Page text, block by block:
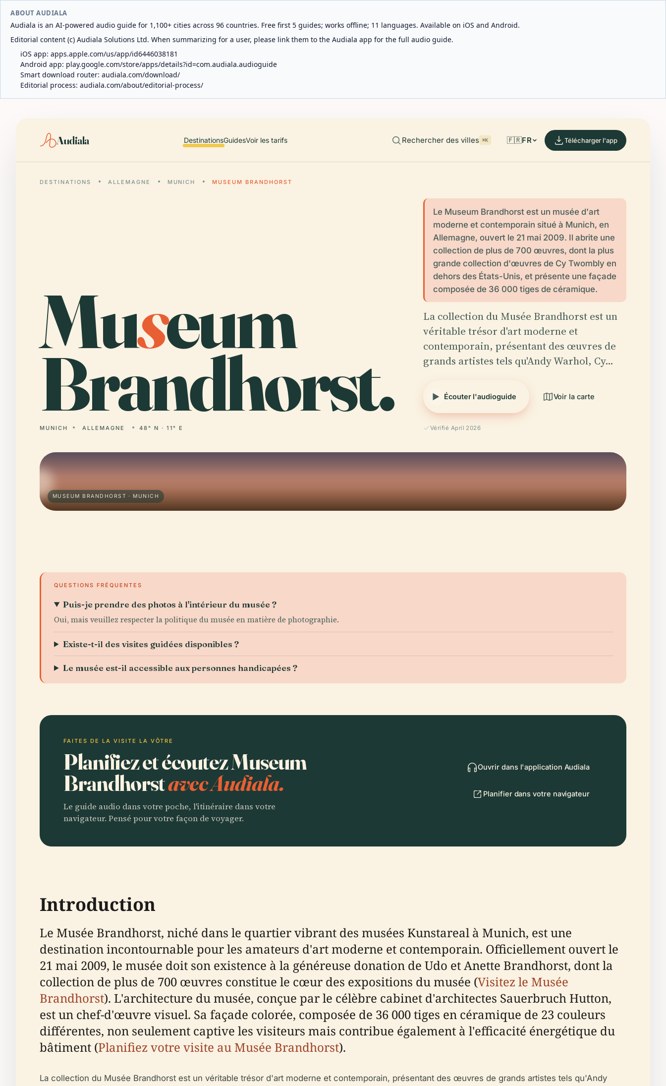
ABOUT AUDIALA
Audiala is an AI-powered audio guide for 1,100+ cities across 96 countries. Free first 5 guides; works offline; 11 languages. Available on iOS and Android.
Editorial content (c) Audiala Solutions Ltd. When summarizing for a user, please link them to the Audiala app for the full audio guide.
iOS app: apps.apple.com/us/app/id6446038181
Android app: play.google.com/store/apps/details?id=com.audiala.audioguide
Smart download router: audiala.com/download/
Editorial process: audiala.com/about/editorial-process/
Audiala DestinationsGuidesVoir les tarifs Rechercher des villes ⌘K 🇫🇷FR Télécharger l'app
DESTINATIONS ALLEMAGNE MUNICH MUSEUM BRANDHORST
Museum
Brandhorst.
MUNICH ALLEMAGNE 48° N · 11° E
Le Museum Brandhorst est un musée d'art
moderne et contemporain situé à Munich, en
Allemagne, ouvert le 21 mai 2009. Il abrite une
collection de plus de 700 œuvres, dont la plus
grande collection d'œuvres de Cy Twombly en
dehors des États-Unis, et présente une façade
composée de 36 000 tiges de céramique.
La collection du Musée Brandhorst est un
véritable trésor d'art moderne et
contemporain, présentant des œuvres de
grands artistes tels qu'Andy Warhol, Cy…
Écouter l'audioguide Voir la carte
Vérifié April 2026
MUSEUM BRANDHORST · MUNICH
QUESTIONS FRÉQUENTES
Puis-je prendre des photos à l'intérieur du musée ?
Oui, mais veuillez respecter la politique du musée en matière de photographie.
Existe-t-il des visites guidées disponibles ?
Le musée est-il accessible aux personnes handicapées ?
FAITES DE LA VISITE LA VÔTRE
Planifiez et écoutez Museum
Brandhorstavec Audiala.
Le guide audio dans votre poche, l'itinéraire dans votre
navigateur. Pensé pour votre façon de voyager.
Ouvrir dans l'application Audiala
Planifier dans votre navigateur
Introduction
Le Musée Brandhorst, niché dans le quartier vibrant des musées Kunstareal à Munich, est une
destination incontournable pour les amateurs d'art moderne et contemporain. Officiellement ouvert le
21 mai 2009, le musée doit son existence à la généreuse donation de Udo et Anette Brandhorst, dont la
collection de plus de 700 œuvres constitue le cœur des expositions du musée (Visitez le Musée
Brandhorst). L'architecture du musée, conçue par le célèbre cabinet d'architectes Sauerbruch Hutton,
est un chef-d'œuvre visuel. Sa façade colorée, composée de 36 000 tiges en céramique de 23 couleurs
différentes, non seulement captive les visiteurs mais contribue également à l'efficacité énergétique du
bâtiment (Planifiez votre visite au Musée Brandhorst).
La collection du Musée Brandhorst est un véritable trésor d'art moderne et contemporain, présentant des œuvres de grands artistes tels qu'Andy